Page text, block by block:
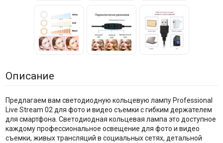
Описание
Предлагаем вам светодиодную кольцевую лампу Professional
Live Stream 02 для фото и видео съемки с гибким держателем
для смартфона. Светодиодная кольцевая лампа это доступное
каждому профессиональное освещение для фото и видео
съемки, живых трансляций в социальных сетях, детальной